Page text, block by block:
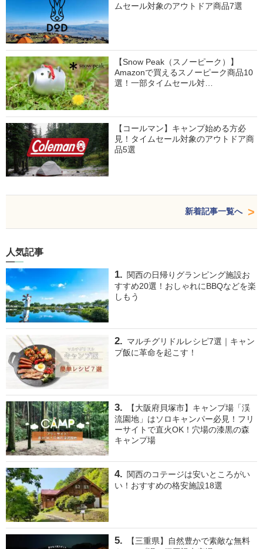
ムセール対象のアウトドア商品7選
【Snow Peak（スノーピーク）】
Amazonで買えるスノーピーク商品10
選！一部タイムセール対…
【コールマン】キャンプ始める方必
見！タイムセール対象のアウトドア商
品5選
新着記事一覧へ
人気記事
関西の日帰りグランピング施設お
すすめ20選！おしゃれにBBQなどを楽
しもう
マルチグリドルレシピ7選｜キャン
プ飯に革命を起こす！
【大阪府貝塚市】キャンプ場「渓
流園地」はソロキャンパー必見！フリ
ーサイトで直火OK！穴場の漆黒の森
キャンプ場
関西のコテージは安いところがい
い！おすすめの格安施設18選
【三重県】自然豊かで素敵な無料